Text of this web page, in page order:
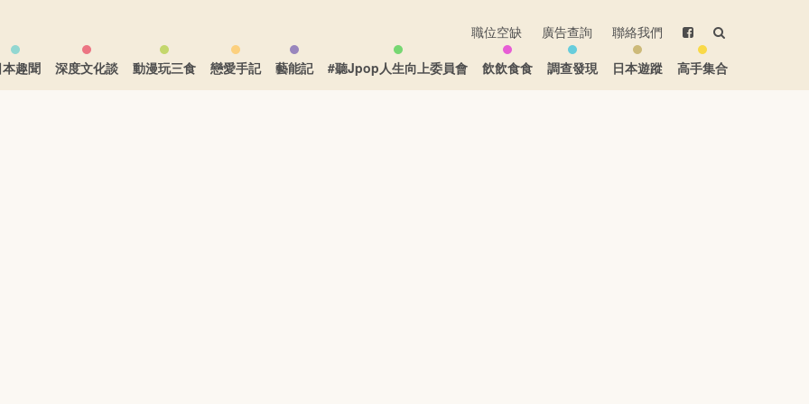
職位空缺 廣告查詢
聯絡我們
趣聞
深度文化談 動漫玩三食 戀愛手記 藝能記 #聽Jpop人生向上委員會 飲飲食食 調查發現 日本遊蹤 高手集合